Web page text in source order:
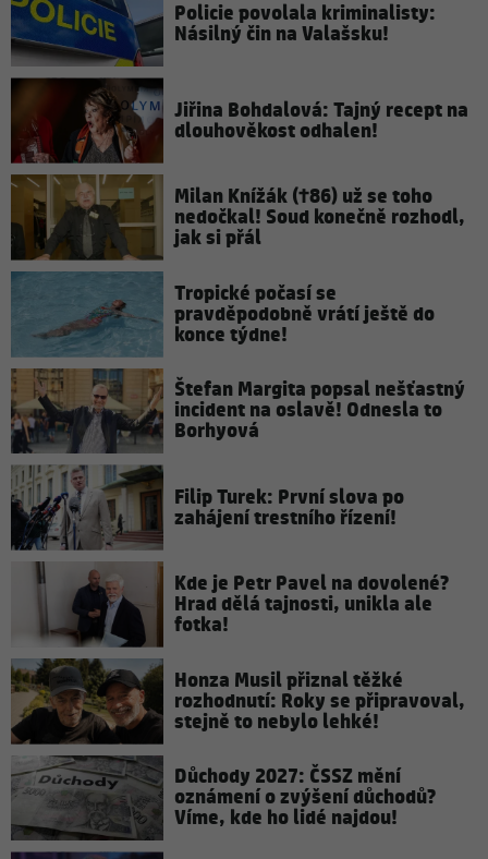
Policie povolala kriminalisty:
Násilný čin na Valašsku!
Jiřina Bohdalová: Tajný recept na
dlouhověkost odhalen!
Milan Knížák (†86) už se toho
nedočkal! Soud konečně rozhodl,
jak si přál
Tropické počasí se
pravděpodobně vrátí ještě do
konce týdne!
Štefan Margita popsal nešťastný
incident na oslavě! Odnesla to
Borhyová
Filip Turek: První slova po
zahájení trestního řízení!
Kde je Petr Pavel na dovolené?
Hrad dělá tajnosti, unikla ale
fotka!
Honza Musil přiznal těžké
rozhodnutí: Roky se připravoval,
stejně to nebylo lehké!
Důchody 2027: ČSSZ mění
oznámení o zvýšení důchodů?
Víme, kde ho lidé najdou!